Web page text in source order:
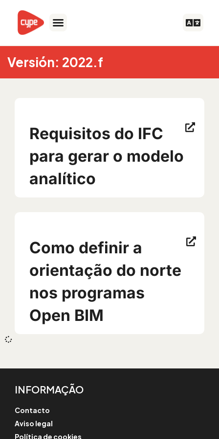
content
Versión: 2022.f
Requisitos do IFC
para gerar o modelo
analítico
Como definir a
orientação do norte
nos programas
Open BIM
INFORMAÇÃO
Contacto
Aviso legal
Política de cookies